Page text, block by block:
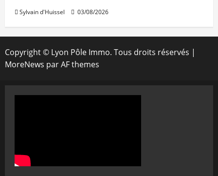
Sylvain d'Huissel 03/08/2026
Copyright © Lyon Pôle Immo. Tous droits réservés |
MoreNews par AF themes